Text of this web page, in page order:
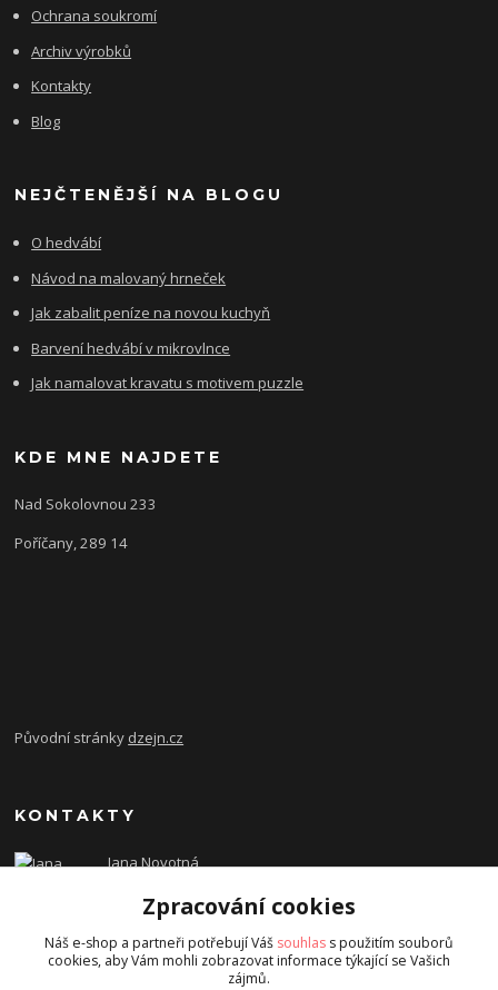
Ochrana soukromí
Archiv výrobků
Kontakty
Blog
NEJČTENĚJŠÍ NA BLOGU
O hedvábí
Návod na malovaný hrneček
Jak zabalit peníze na novou kuchyň
Barvení hedvábí v mikrovlnce
Jak namalovat kravatu s motivem puzzle
KDE MNE NAJDETE
Nad Sokolovnou 233
Poříčany, 289 14
Původní stránky dzejn.cz
KONTAKTY
Jana Novotná
dzejn.n@email.cz
Zpracování cookies
Náš e-shop a partneři potřebují Váš souhlas s použitím souborů
cookies, aby Vám mohli zobrazovat informace týkající se Vašich
zájmů.